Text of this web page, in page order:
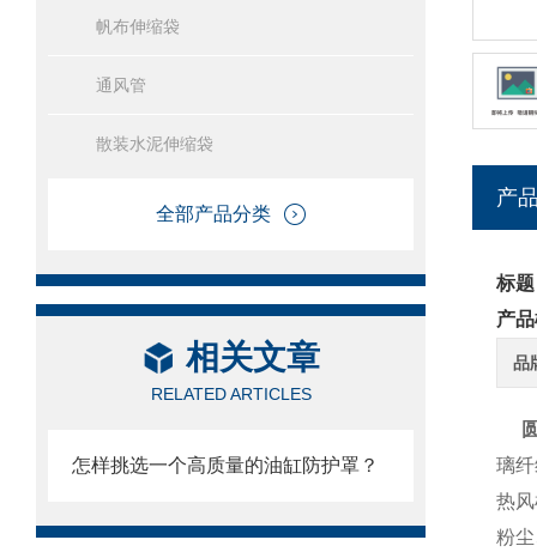
帆布伸缩袋
通风管
散装水泥伸缩袋
全部产品分类
相关文章
RELATED ARTICLES
怎样挑选一个高质量的油缸防护罩？
产
标
产
品
圆
璃
热
粉